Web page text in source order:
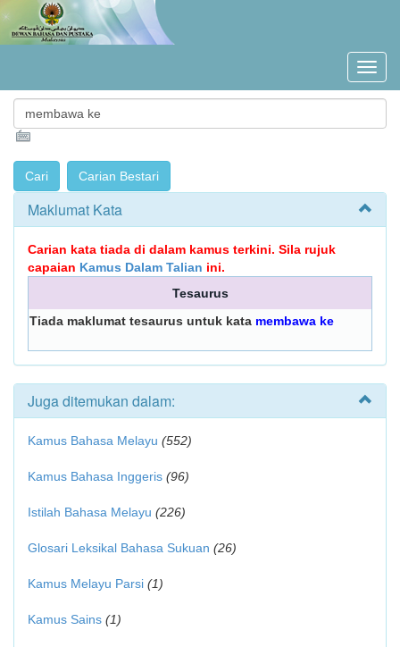
Maklumat Kata
Carian kata tiada di dalam kamus terkini. Sila rujuk
capaian Kamus Dalam Talian ini.
Tesaurus
Tiada maklumat tesaurus untuk kata membawa ke
Juga ditemukan dalam:
Kamus Bahasa Melayu (552)
Kamus Bahasa Inggeris (96)
Istilah Bahasa Melayu (226)
Glosari Leksikal Bahasa Sukuan (26)
Kamus Melayu Parsi (1)
Kamus Sains (1)